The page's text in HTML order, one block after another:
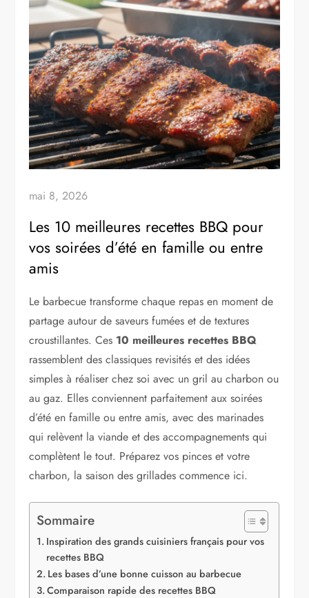
mai 8, 2026
Les 10 meilleures recettes BBQ pour
vos soirées d’été en famille ou entre
amis
Le barbecue transforme chaque repas en moment de
partage autour de saveurs fumées et de textures
croustillantes. Ces 10 meilleures recettes BBQ
rassemblent des classiques revisités et des idées
simples à réaliser chez soi avec un gril au charbon ou
au gaz. Elles conviennent parfaitement aux soirées
d’été en famille ou entre amis, avec des marinades
qui relèvent la viande et des accompagnements qui
complètent le tout. Préparez vos pinces et votre
charbon, la saison des grillades commence ici.
Sommaire
Inspiration des grands cuisiniers français pour vos
recettes BBQ
Les bases d’une bonne cuisson au barbecue
Comparaison rapide des recettes BBQ